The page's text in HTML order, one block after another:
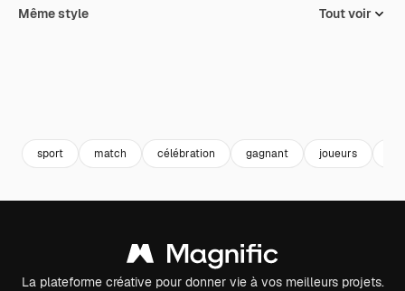
Même style Tout voir
sport match célébration gagnant joueurs
La plateforme créative pour donner vie à vos meilleurs projets.